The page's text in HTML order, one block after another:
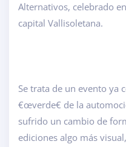
Alternativos, celebrado
capital Vallisoletana.
Se trata de un evento ya
€œverde€ de la
sufrido un cambio de
ediciones algo más